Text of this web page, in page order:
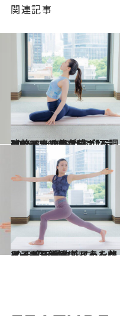
関連記事
2023.8.16
イライラに倦怠感…ツラいPMSを 和らげる【不調改善フェムケアヨガ】 #01 スワンのポーズ
ビューティ＆ヘルス
2023.8.16
イライラ解消に！ 心を整える 【不調改善フェムケアヨガ】 #03 ハイランジツイスト
ビューティ＆ヘルス